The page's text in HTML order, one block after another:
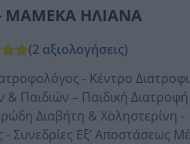
ΜΑΜΕΚΑ ΗΛΙΑΝΑ
(2 αξιολογήσεις)
- Κέντρο
& Παιδιών – Παιδική
Διαβήτη & Χοληστερίνη -
- Συνεδρίες Εξ’ Αποστάσεως